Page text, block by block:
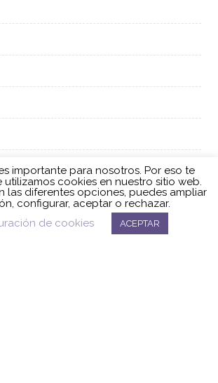
importante para nosotros. Por eso te
utilizamos cookies en nuestro sitio web.
las diferentes opciones, puedes ampliar
configurar, aceptar o rechazar.
de cookies
ACEPTAR